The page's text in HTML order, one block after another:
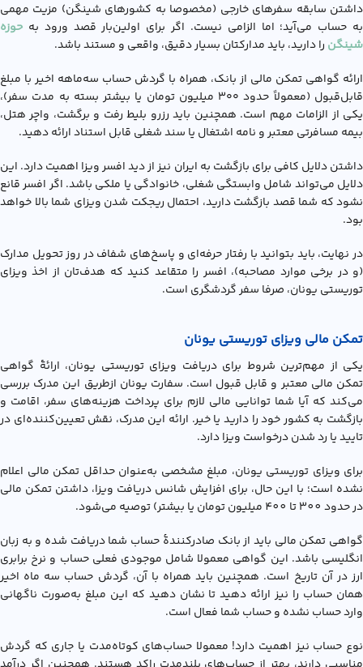
داشتن سابقه سفرهای خارجی (مخصوصا به کشورهای شینگن) مزیت مهمی
به حساب می‌آید؛ اما الزامی نیست. اگر برای اولین‌بار قصد ورود به حوزه
شینگن را دارید، باید مدارکتان بسیار دقیق، واقعی و مستند باشد.
ارائه گواهی تمکن مالی از بانک، همراه با گردش حساب سه‌ماهه اخیر با مبلغ
قابل‌قبول (معمولاً حدود ۳۰۰ میلیون تومان یا بیشتر بسته به مدت سفر)،
یکی از الزامات مهم است. همچنین باید رزرو بلیط رفت و برگشت، واچر هتل،
بیمه مسافرتی معتبر و نامه اشتغال یا سند شغلی قابل استناد ارائه دهید.
داشتن دلایل کافی برای بازگشت به ایران نیز از دید افسر ویزا اهمیت دارد. این
دلایل می‌تواند شامل وابستگی شغلی، خانوادگی یا ملکی باشد. اگر افسر قانع
نشود که شما قصد بازگشت دارید، احتمال ریجکت شدن ویزای شما بالا خواهد
بود.
در نهایت، باید بتوانید با رفتار حرفه‌ای و پاسخ‌های شفاف در روز تحویل مدارک
(و در برخی موارد مصاحبه)، افسر را متقاعد کنید که هدف‌تان از اخذ ویزای
توریستی یونان، صرفا سفر گردشگری است.
تمکن مالی ویزای توریستی یونان
یکی از مهم‌ترین شروط برای دریافت ویزای توریستی یونان، ارائۀ گواهی
تمکن مالی معتبر و قابل‌ قبول است. سفارت یونان ازطریق این مدرک بررسی
می‌کند که آیا شما توانایی مالی لازم برای پرداخت هزینه‌های سفر، اقامت و
بازگشت به کشور خود را دارید یا خیر. ارائه این مدرک، نقش تعیین‌کننده‌ای در
تایید یا رد شدن درخواست ویزا دارد.
برای ویزای توریستی یونان، مبلغ مشخصی به‌عنوان حداقل تمکن مالی اعلام
نشده است؛ با این حال، برای افزایش شانس دریافت ویزا، داشتن تمکن مالی
در حدود 300 تا 400 میلیون تومان یا بیشتر) توصیه می‌شود.
گواهی تمکن مالی باید از بانک صادرکنندۀ حساب شما دریافت شده و به زبان
انگلیسی باشد. این گواهی معمولا شامل موجودی فعلی حساب و نرخ برابری
ارز در آن تاریخ است. همچنین باید همراه با آن، گردش حساب سه ماه اخیر
همان حساب را نیز ارائه دهید تا نشان دهید که این مبلغ به‌صورت ناگهانی
وارد حساب نشده و حساب شما فعال است.
نوع حساب نیز اهمیت دارد! معمولا حساب‌های کوتاه‌مدت یا جاری که گردش